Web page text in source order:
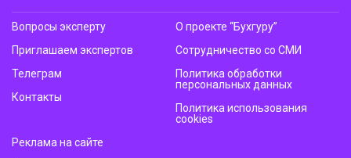
Вопросы эксперту
Приглашаем экспертов
Телеграм
Контакты
О проекте “Бухгуру”
Сотрудничество со СМИ
Политика обработки
персональных данных
Политика использования
cookies
Реклама на сайте